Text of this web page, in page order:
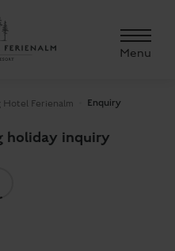
Menu
Hotel Ferienalm Enquiry
holiday inquiry